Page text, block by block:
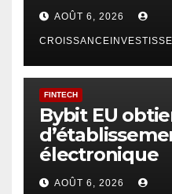
AOÛT 6, 2026
FINTECH
Bybit EU
électronique
AOÛT 6, 2026